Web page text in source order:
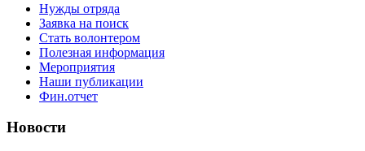
Нужды отряда
Заявка на поиск
Стать волонтером
Полезная информация
Мероприятия
Наши публикации
Фин.отчет
Новости